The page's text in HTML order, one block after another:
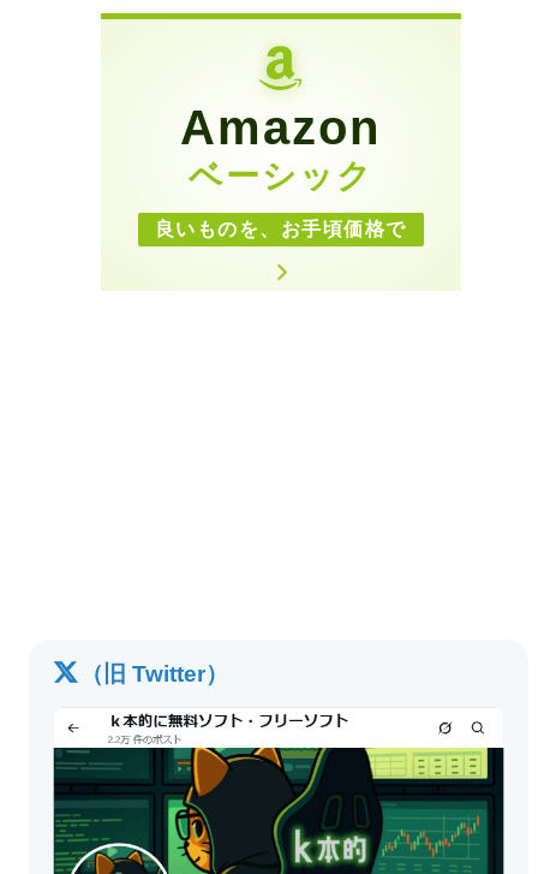
Amazon
ベーシック
良いものを、お手頃価格で
（旧 Twitter）